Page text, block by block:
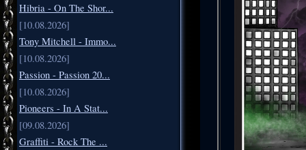
Hibria - On The Shor...
[10.08.2026]
Tony Mitchell - Immo...
[10.08.2026]
Passion - Passion 20...
[10.08.2026]
Pioneers - In A Stat...
[09.08.2026]
Graffiti - Rock The ...